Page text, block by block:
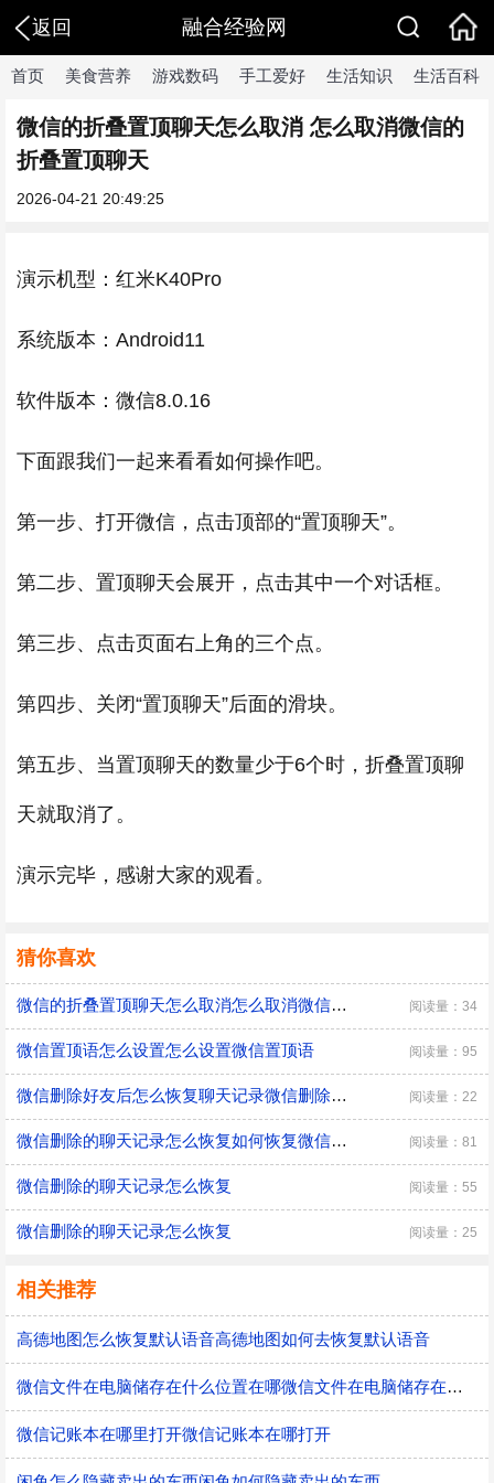
返回 融合经验网
首页 美食营养 游戏数码 手工爱好 生活知识 生活百科
微信的折叠置顶聊天怎么取消 怎么取消微信的
折叠置顶聊天
2026-04-21 20:49:25
演示机型：红米K40Pro
系统版本：Android11
软件版本：微信8.0.16
下面跟我们一起来看看如何操作吧。
第一步、打开微信，点击顶部的“置顶聊天”。
第二步、置顶聊天会展开，点击其中一个对话框。
第三步、点击页面右上角的三个点。
第四步、关闭“置顶聊天”后面的滑块。
第五步、当置顶聊天的数量少于6个时，折叠置顶聊
天就取消了。
演示完毕，感谢大家的观看。
猜你喜欢
微信的折叠置顶聊天怎么取消怎么取消微信的折叠置顶聊天 阅读量：34
微信置顶语怎么设置怎么设置微信置顶语 阅读量：95
微信删除好友后怎么恢复聊天记录微信删除好友后怎样恢复聊天记录 阅读量：22
微信删除的聊天记录怎么恢复如何恢复微信删除的聊天记录 阅读量：81
微信删除的聊天记录怎么恢复 阅读量：55
微信删除的聊天记录怎么恢复 阅读量：25
相关推荐
高德地图怎么恢复默认语音高德地图如何去恢复默认语音
微信文件在电脑储存在什么位置在哪微信文件在电脑储存在什么位置
微信记账本在哪里打开微信记账本在哪打开